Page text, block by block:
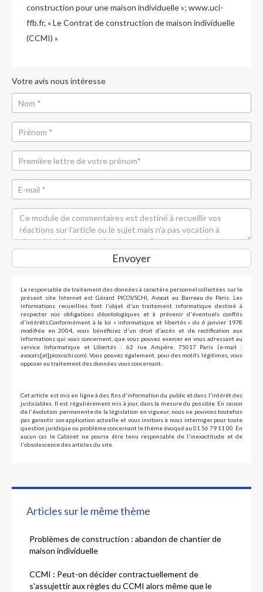
Articles sur le même thème
Problèmes de construction : abandon de chantier de
maison individuelle
CCMI : Peut-on décider contractuellement de
s'assujettir aux règles du CCMI alors même que le
construction pour une maison individuelle »; www.uci-
ffb.fr, « Le Contrat de construction de maison individuelle
(CCMI) »
Votre avis nous intéresse
Envoyer
Le responsable de traitement des données à caractère personnel collectées sur le
présent site Internet est Gérard PICOVSCHI, Avocat au Barreau de Paris. Les
informations recueillies font l'objet d'un traitement informatique destiné à
respecter nos obligations déontologiques et à prévenir d'éventuels conflits
d'intérêts.Conformément à la loi « informatique et libertés » du 6 janvier 1978
modifiée en 2004, vous bénéficiez d'un droit d'accès et de rectification aux
informations qui vous concernent, que vous pouvez exercer en vous adressant au
service Informatique et Libertés : 62 rue Ampère, 75017 Paris (e-mail :
avocats[at]picovschi.com). Vous pouvez également, pour des motifs légitimes, vous
opposer au traitement des données vous concernant.
Cet article est mis en ligne à des fins d'information du public et dans l'intérêt des
justiciables. Il est régulièrement mis à jour, dans la mesure du possible. En raison
de l'évolution permanente de la législation en vigueur, nous ne pouvons toutefois
pas garantir son application actuelle et vous invitons à nous interroger pour toute
question juridique ou problème concernant le thème évoqué au 01 56 79 11 00. En
aucun cas le Cabinet ne pourra être tenu responsable de l'inexactitude et de
l'obsolescence des articles du site.